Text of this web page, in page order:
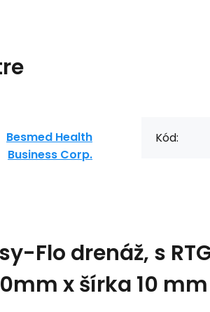
Besmed Health
Business Corp.
Kód:
Flo drenáž, s
x šírka 10 mm